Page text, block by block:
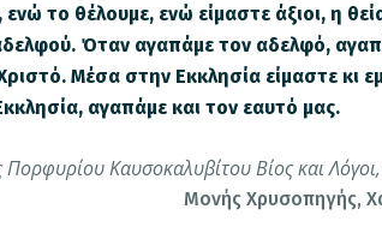
το θέλουμε, ενώ είμαστε άξιοι, η
Όταν αγαπάμε τον αδελφό,
Μέσα στην Εκκλησία είμαστε κι
αγαπάμε και τον εαυτό μας.
Πορφυρίου Καυσοκαλυβίτου Βίος και Λόγοι,
Μονής Χρυσοπηγής,